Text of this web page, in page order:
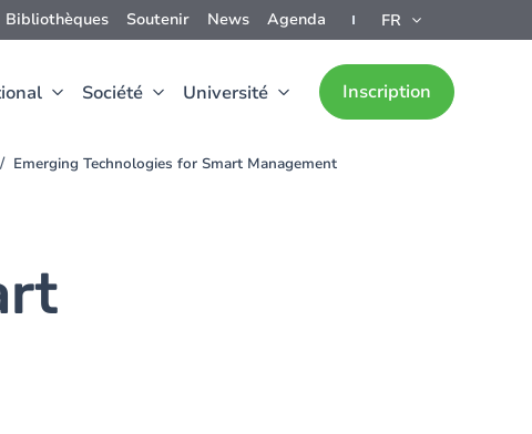
Bibliothèques Soutenir News Agenda FR
Société Université Inscription
Emerging Technologies for Smart Management